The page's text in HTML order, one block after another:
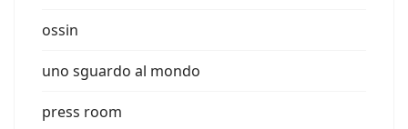
ossin
uno sguardo al mondo
press room